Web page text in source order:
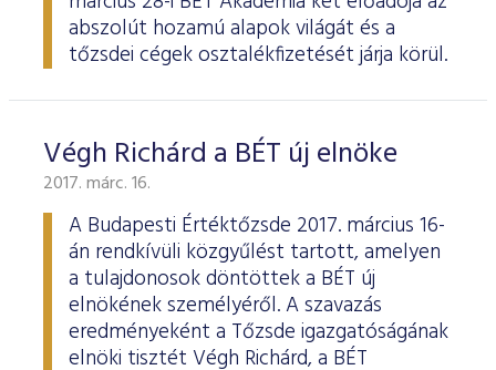
abszolút hozamú alapok világát és a
tőzsdei cégek osztalékfizetését járja körül.
Végh Richárd a BÉT új elnöke
2017. márc. 16.
A Budapesti Értéktőzsde 2017. március 16-
án rendkívüli közgyűlést tartott, amelyen
a tulajdonosok döntöttek a BÉT új
elnökének személyéről. A szavazás
eredményeként a Tőzsde igazgatóságának
elnöki tisztét Végh Richárd, a BÉT